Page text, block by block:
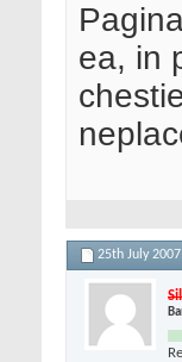
ea, in
25th July 2007,